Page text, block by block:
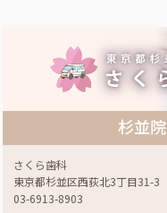
杉並院
さくら歯科
東京都杉並区西荻北3丁目31-3
03-6913-8903